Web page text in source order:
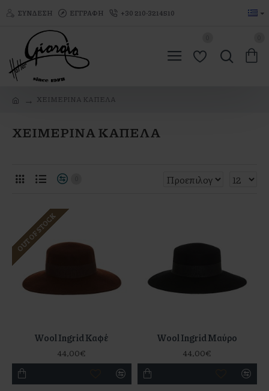
ΣΎΝΔΕΣΗ ΕΓΓΡΑΦΉ +30 210-3214510
ΧΕΙΜΕΡΙΝΑ ΚΑΠΕΛΑ
ΧΕΙΜΕΡΙΝΑ ΚΑΠΕΛΑ
OUT OF STOCK
Wool Ingrid Καφέ
44,00€
Wool Ingrid Μαύρο
44,00€